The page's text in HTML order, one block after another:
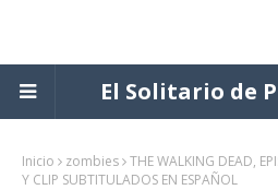
El Solitario de
Inicio zombies THE WALKING DEAD,
Y CLIP SUBTITULADOS EN ESPAÑOL